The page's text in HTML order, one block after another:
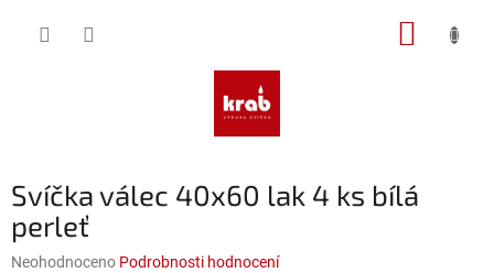
Svíčka válec 40x60 lak 4 ks bílá
perleť
Průměrné
Neohodnoceno Podrobnosti hodnocení